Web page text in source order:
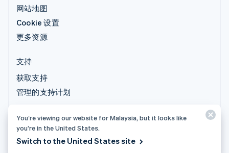
网站地图
Cookie 设置
更多资源
支持
获取支持
管理的支持计划
© 2026 Stripe, LLC
You’re viewing our website for Malaysia, but it looks like
you’re in the United States.
Switch to the United States site